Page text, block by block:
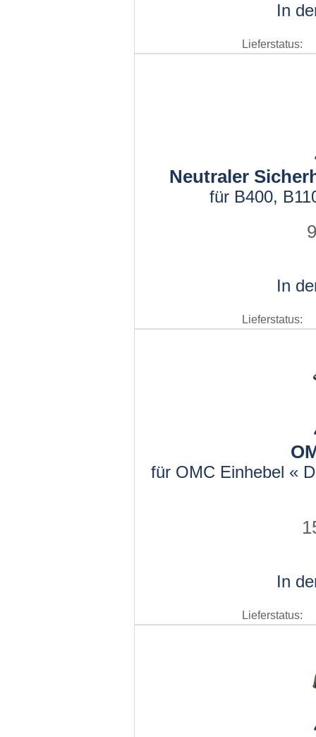
In
Lieferstatus:
Neutraler
für B400,
In
Lieferstatus:
für OMC Einhebel «
In
Lieferstatus: